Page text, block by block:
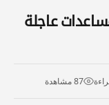
عاجلة
87 مشاهدة